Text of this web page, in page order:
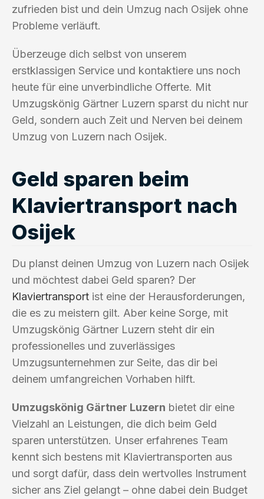
zufrieden bist und dein Umzug nach Osijek ohne
Probleme verläuft.
Überzeuge dich selbst von unserem
erstklassigen Service und kontaktiere uns noch
heute für eine unverbindliche Offerte. Mit
Umzugskönig Gärtner Luzern sparst du nicht nur
Geld, sondern auch Zeit und Nerven bei deinem
Umzug von Luzern nach Osijek.
Geld sparen beim
Klaviertransport nach
Osijek
Du planst deinen Umzug von Luzern nach Osijek
und möchtest dabei Geld sparen? Der
Klaviertransport ist eine der Herausforderungen,
die es zu meistern gilt. Aber keine Sorge, mit
Umzugskönig Gärtner Luzern steht dir ein
professionelles und zuverlässiges
Umzugsunternehmen zur Seite, das dir bei
deinem umfangreichen Vorhaben hilft.
Umzugskönig Gärtner Luzern bietet dir eine
Vielzahl an Leistungen, die dich beim Geld
sparen unterstützen. Unser erfahrenes Team
kennt sich bestens mit Klaviertransporten aus
und sorgt dafür, dass dein wertvolles Instrument
sicher ans Ziel gelangt – ohne dabei dein Budget